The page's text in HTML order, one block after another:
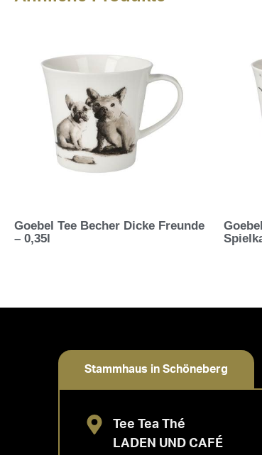
Goebel Tee Becher Dicke Freunde
– 0,35l
Stammhaus in Schöneberg
Tee Tea Thé
LADEN UND CAFÉ